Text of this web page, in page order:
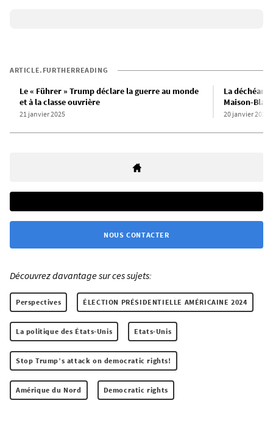
ARTICLE.FURTHERREADING
Le « Führer » Trump déclare la guerre au monde
et à la classe ouvrière
21 janvier 2025
La
Maison-
20 janvier 2025
NOUS CONTACTER
Découvrez davantage sur ces sujets:
Perspectives ÉLECTION PRÉSIDENTIELLE AMÉRICAINE 2024
La politique des États-Unis Etats-Unis
Stop Trump’s attack on democratic rights!
Amérique du Nord Democratic rights